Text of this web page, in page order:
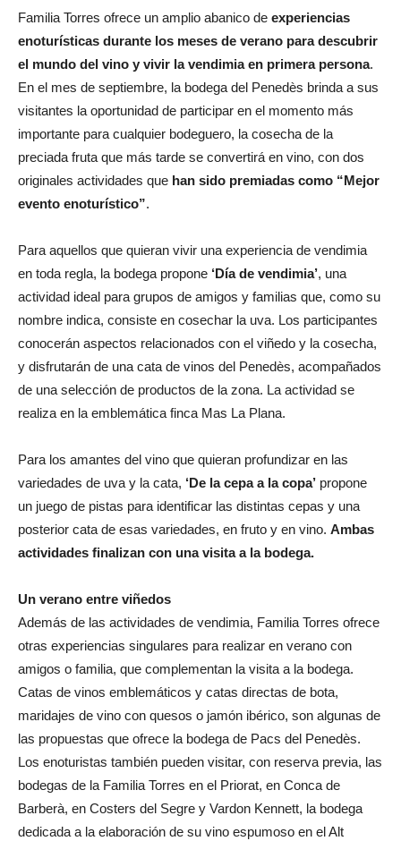
Familia Torres ofrece un amplio abanico de experiencias
enoturísticas durante los meses de verano para descubrir
el mundo del vino y vivir la vendimia en primera persona.
En el mes de septiembre, la bodega del Penedès brinda a sus
visitantes la oportunidad de participar en el momento más
importante para cualquier bodeguero, la cosecha de la
preciada fruta que más tarde se convertirá en vino, con dos
originales actividades que han sido premiadas como “Mejor
evento enoturístico”.
Para aquellos que quieran vivir una experiencia de vendimia
en toda regla, la bodega propone ‘Día de vendimia’, una
actividad ideal para grupos de amigos y familias que, como su
nombre indica, consiste en cosechar la uva. Los participantes
conocerán aspectos relacionados con el viñedo y la cosecha,
y disfrutarán de una cata de vinos del Penedès, acompañados
de una selección de productos de la zona. La actividad se
realiza en la emblemática finca Mas La Plana.
Para los amantes del vino que quieran profundizar en las
variedades de uva y la cata, ‘De la cepa a la copa’ propone
un juego de pistas para identificar las distintas cepas y una
posterior cata de esas variedades, en fruto y en vino. Ambas
actividades finalizan con una visita a la bodega.
Un verano entre viñedos
Además de las actividades de vendimia, Familia Torres ofrece
otras experiencias singulares para realizar en verano con
amigos o familia, que complementan la visita a la bodega.
Catas de vinos emblemáticos y catas directas de bota,
maridajes de vino con quesos o jamón ibérico, son algunas de
las propuestas que ofrece la bodega de Pacs del Penedès.
Los enoturistas también pueden visitar, con reserva previa, las
bodegas de la Familia Torres en el Priorat, en Conca de
Barberà, en Costers del Segre y Vardon Kennett, la bodega
dedicada a la elaboración de su vino espumoso en el Alt